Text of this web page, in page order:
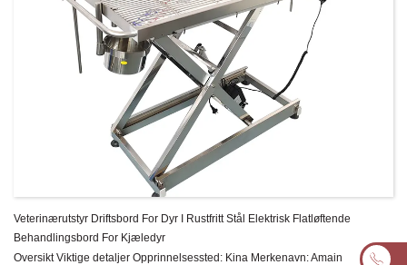
Veterinærutstyr Driftsbord For Dyr I Rustfritt Stål Elektrisk Flatløftende
Behandlingsbord For Kjæledyr
Oversikt Viktige detaljer Opprinnelsessted: Kina Merkenavn: Amain